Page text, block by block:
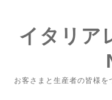
イタリ
お客さまと生産者の皆様